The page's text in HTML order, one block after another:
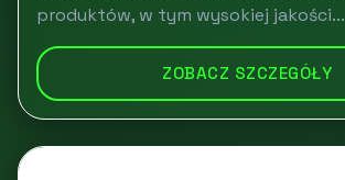
produktów, w tym wysokiej jakości...
ZOBACZ SZCZEGÓŁY